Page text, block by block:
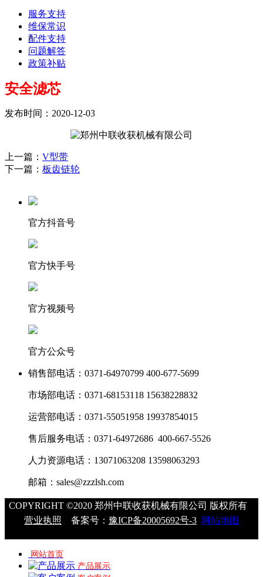
服务支持
维保常识
配件支持
问题解答
政策补贴
安全滤芯
发布时间：2020-12-03
上一篇： V型带
下一篇： 板齿链轮
官方抖音号
官方快手号
官方视频号
官方公众号
销售部电话： 0371-64970799 400-677-5699
市场部电话： 0371-68153118 15638228832
运营部电话： 0371-55051958 19937854015
售后服务电话： 0371-64972686 400-667-5526
人力资源电话： 13071063208 13598063293
邮箱： sales@zzzlsh.com
COPYRIGHT ©2020 郑州中联收获机械有限公司 版权所有
营业执照
备案号： 豫ICP备20005692号-3 网站地图
网站首页
产品展示